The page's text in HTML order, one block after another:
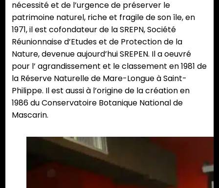
nécessité et de l’urgence de préserver le
patrimoine naturel, riche et fragile de son île, en
1971, il est cofondateur de la SREPN, Société
Réunionnaise d’Etudes et de Protection de la
Nature, devenue aujourd’hui SREPEN. Il a oeuvré
pour l’ agrandissement et le classement en 1981 de
la Réserve Naturelle de Mare-Longue à Saint-
Philippe. Il est aussi à l’origine de la création en
1986 du Conservatoire Botanique National de
Mascarin.